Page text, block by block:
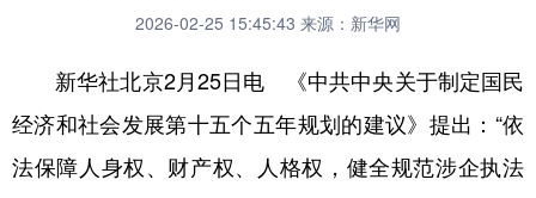
科技 科创 量子 体育
文化 书画 健康 军事
2026-02-25 15:45:43 来源：新华网
新华社北京2月25日电 《中共中央关于制定国民
经济和社会发展第十五个五年规划的建议》提出：“依
法保障人身权、财产权、人格权，健全规范涉企执法